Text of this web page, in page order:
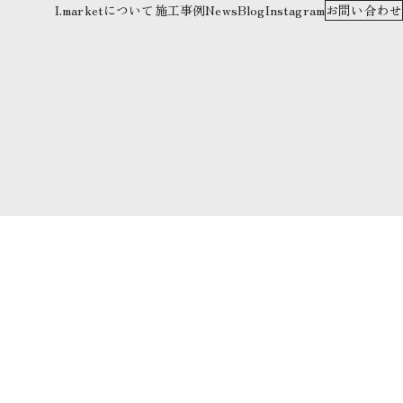
I.marketについて 施工事例NewsBlogInstagramお問い合わせ